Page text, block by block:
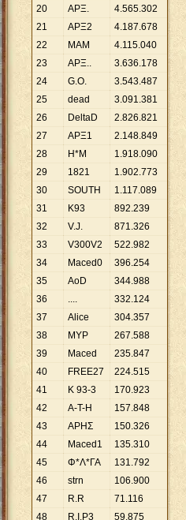
20
ΑΡΞ. 4.565.302
21
ΑΡΞ2 4.187.678
22
ΜΑΜ 4.115.040
23
ΑΡΞ.. 3.636.178
24
G.O. 3.543.487
25
dead 3.091.381
26
DeltaD 2.826.821
27
ΑΡΞ1 2.148.849
28
H*M 1.918.090
29
1821 1.902.773
30
SOUTH 1.117.089
31
Κ93 892.239
32
V.J. 871.326
33
V300V2 522.982
34
Maced0 396.254
35
AoD 344.988
36
.... 332.124
37
Alice 304.357
38
ΜΥΡ 267.588
39
Maced 235.847
40
FREE27 224.515
41
Κ 93-3 170.923
42
A-T-H 157.848
43
ΑΡΗΣ 150.326
44
Maced1 135.310
45
Φ*Λ*ΓΑ 131.792
46
strn 106.900
47
R.R 71.116
48
R.I.P3 59.875